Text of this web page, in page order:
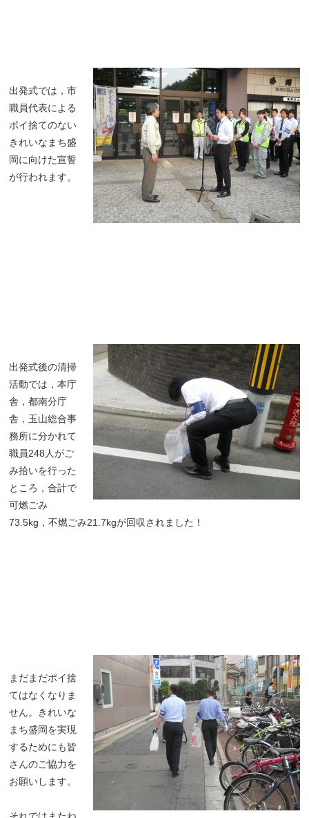
出発式では，市
職員代表による
ポイ捨てのない
きれいなまち盛
岡に向けた宣誓
が行われます。
出発式後の清掃
活動では，本庁
舎，都南分庁
舎，玉山総合事
務所に分かれて
職員248人がご
み拾いを行った
ところ，合計で
可燃ごみ
73.5kg，不燃ごみ21.7kgが回収されました！
まだまだポイ捨
てはなくなりま
せん。きれいな
まち盛岡を実現
するためにも皆
さんのご協力を
お願いします。